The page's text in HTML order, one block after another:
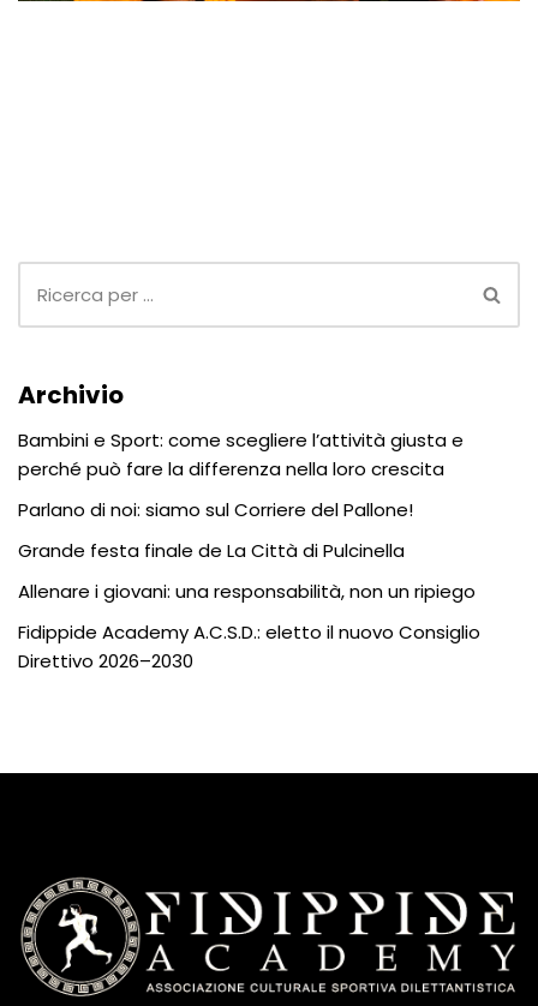
Archivio
Bambini e Sport: come scegliere l’attività giusta e
perché può fare la differenza nella loro crescita
Parlano di noi: siamo sul Corriere del Pallone!
Grande festa finale de La Città di Pulcinella
Allenare i giovani: una responsabilità, non un ripiego
Fidippide Academy A.C.S.D.: eletto il nuovo Consiglio
Direttivo 2026–2030